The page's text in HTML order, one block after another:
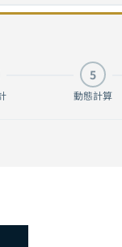
INT8 到 GGUF 的實
5
動態計算